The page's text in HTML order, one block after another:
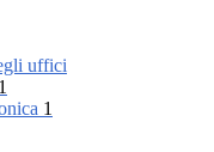
uffici
1
1